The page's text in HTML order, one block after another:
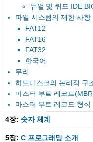
듀얼 및 쿼드 IDE
파일 시스템의 제한 사항
FAT12
FAT16
FAT32
한국어:
무리
하드디스크의 논리적 구
마스터 부트 레코드
마스터 부트 레코드 형식
4장: 숫자 체계
5장: C 프로그래밍 소개